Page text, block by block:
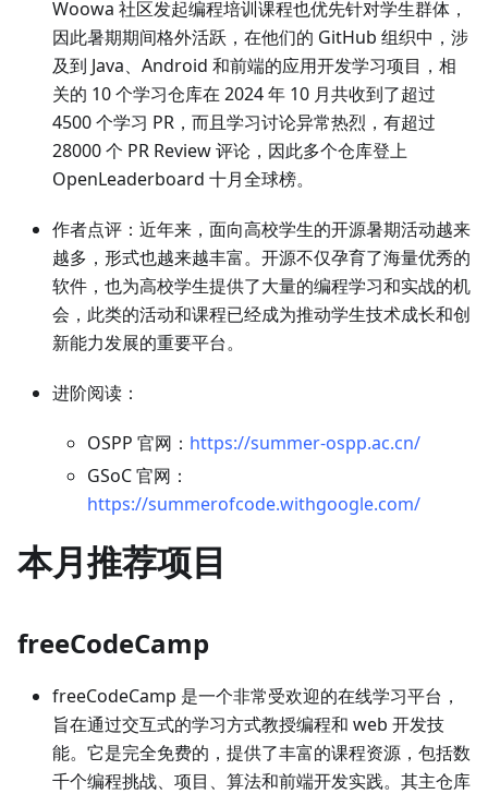
Woowa 社区发起编程培训课程也优先针对学生群体，
因此暑期期间格外活跃，在他们的 GitHub 组织中，涉
及到 Java、Android 和前端的应用开发学习项目，相
关的 10 个学习仓库在 2024 年 10 月共收到了超过
4500 个学习 PR，而且学习讨论异常热烈，有超过
28000 个 PR Review 评论，因此多个仓库登上
OpenLeaderboard 十月全球榜。
作者点评：近年来，面向高校学生的开源暑期活动越来
越多，形式也越来越丰富。开源不仅孕育了海量优秀的
软件，也为高校学生提供了大量的编程学习和实战的机
会，此类的活动和课程已经成为推动学生技术成长和创
新能力发展的重要平台。
进阶阅读：
OSPP 官网： https://summer-ospp.ac.cn/
GSoC 官网：
https://summerofcode.withgoogle.com/
本月推荐项目
freeCodeCamp
freeCodeCamp 是一个非常受欢迎的在线学习平台，
旨在通过交互式的学习方式教授编程和 web 开发技
能。它是完全免费的，提供了丰富的课程资源，包括数
千个编程挑战、项目、算法和前端开发实践。其主仓库